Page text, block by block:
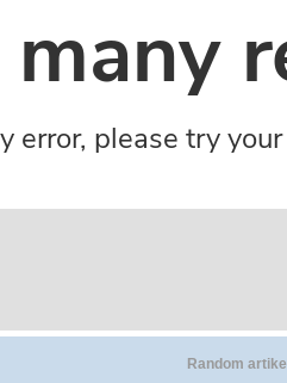
Random artikel